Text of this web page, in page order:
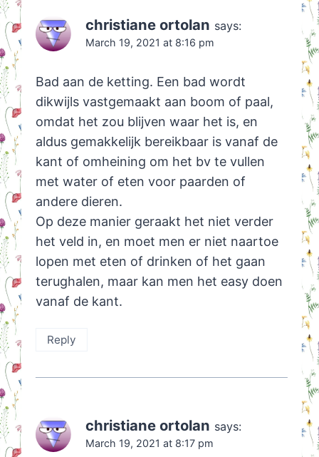
christiane ortolan says:
March 19, 2021 at 8:16 pm
Bad aan de ketting. Een bad wordt
dikwijls vastgemaakt aan boom of paal,
omdat het zou blijven waar het is, en
aldus gemakkelijk bereikbaar is vanaf de
kant of omheining om het bv te vullen
met water of eten voor paarden of
andere dieren.
Op deze manier geraakt het niet verder
het veld in, en moet men er niet naartoe
lopen met eten of drinken of het gaan
terughalen, maar kan men het easy doen
vanaf de kant.
Reply
christiane ortolan says:
March 19, 2021 at 8:17 pm